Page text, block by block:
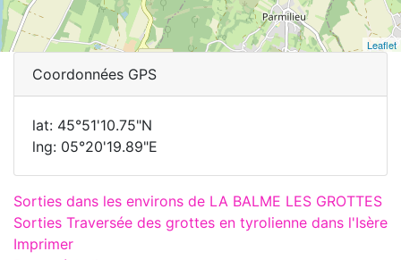
Leaflet
Coordonnées GPS
lat: 45°51'10.75"N
lng: 05°20'19.89"E
Sorties dans les environs de LA BALME LES GROTTES
Sorties Traversée des grottes en tyrolienne dans l'Isère
Imprimer